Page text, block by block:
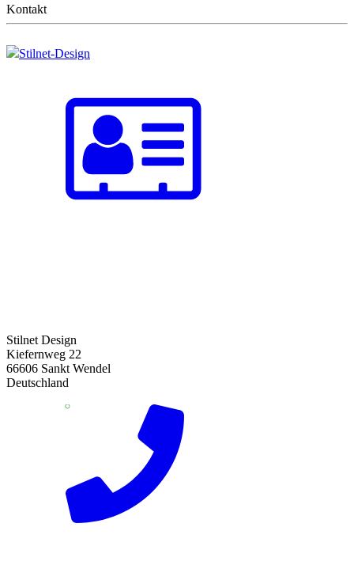
Kontakt
Stilnet-Design
Stilnet Design
Kiefernweg 22
66606 Sankt Wendel
Deutschland